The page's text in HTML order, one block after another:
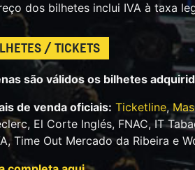
dos bilhetes inclui IVA à taxa
/ TICKETS
são válidos os bilhetes
de venda oficiais: Ticketline,
El Corte Inglés, FNAC, IT
Time Out Mercado da Ribeira e